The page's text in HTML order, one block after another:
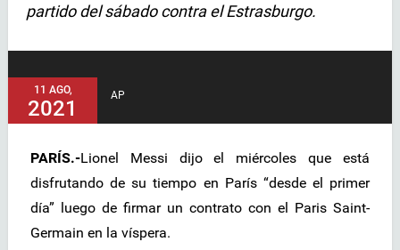
partido del sábado contra el Estrasburgo.
11 AGO,
2021
AP
PARÍS.-Lionel Messi dijo el miércoles que está
disfrutando de su tiempo en París “desde el primer
día” luego de firmar un contrato con el Paris Saint-
Germain en la víspera.